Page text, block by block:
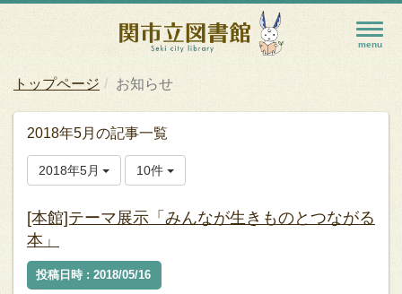
トップページ お知らせ
2018年5月の記事一覧
2018年5月 10件
[本館]テーマ展示「みんなが生きものとつながる
本」
投稿日時 : 2018/05/16